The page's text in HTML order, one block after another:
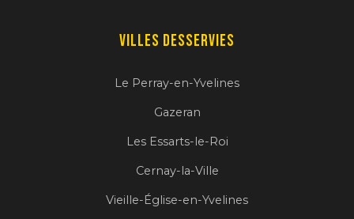
Villes desservies
Le Perray-en-Yvelines
Gazeran
Les Essarts-le-Roi
Cernay-la-Ville
Vieille-Église-en-Yvelines